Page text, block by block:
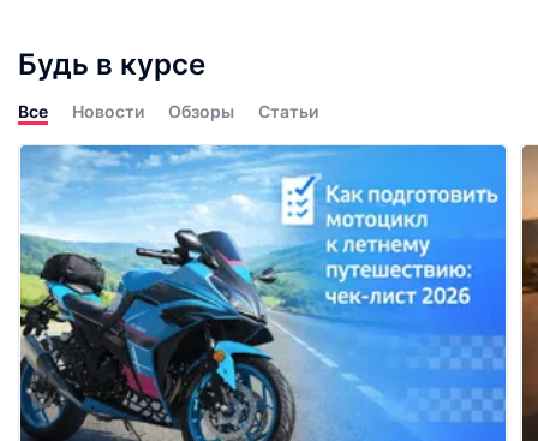
Будь в курсе
Все Новости Обзоры Статьи